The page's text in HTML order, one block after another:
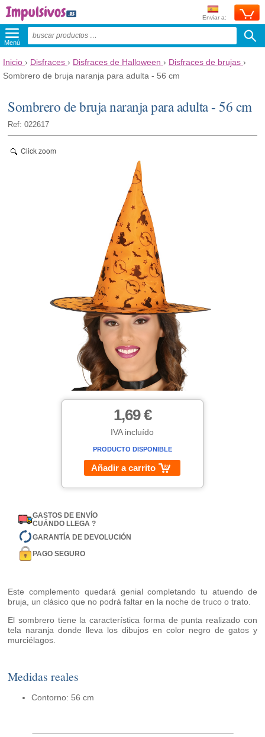
Enviar a:
Menú
Inicio › Disfraces › Disfraces de Halloween › Disfraces de brujas ›
Sombrero de bruja naranja para adulta - 56 cm
Sombrero de bruja naranja para adulta - 56 cm
Ref: 022617
Click zoom
1,69 €
IVA incluído
PRODUCTO DISPONIBLE
Añadir a carrito
GASTOS DE ENVÍO
CUÁNDO LLEGA ?
GARANTÍA DE DEVOLUCIÓN
PAGO SEGURO
Este complemento quedará genial completando tu atuendo de
bruja, un clásico que no podrá faltar en la noche de truco o trato.
El sombrero tiene la característica forma de punta realizado con
tela naranja donde lleva los dibujos en color negro de gatos y
murciélagos.
Medidas reales
Contorno: 56 cm